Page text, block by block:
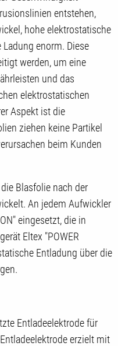
entstehen,
hohe elektrostatische
enorm. Diese
werden, um eine
und das
elektrostatischen
Aspekt ist die
ziehen keine Partikel
beim Kunden
Blasfolie nach der
An jedem Aufwickler
eingesetzt, die in
Eltex "POWER
Entladung über die
Entladeelektrode für
erzielt mit